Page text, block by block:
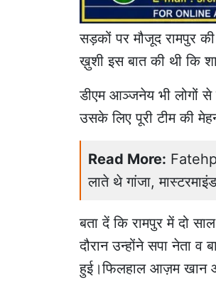
सड़कों पर मौजूद रामपुर
ख़ुशी इस बात की थी कि
डीएम आञ्जनेय भी लोगों से
उसके लिए पूरी टीम की
Read More:
लाते थे गांजा,
बता दें कि रामपुर में दो
दौरान उन्होंने सपा नेता
हुई।फिलहाल आज़म खान